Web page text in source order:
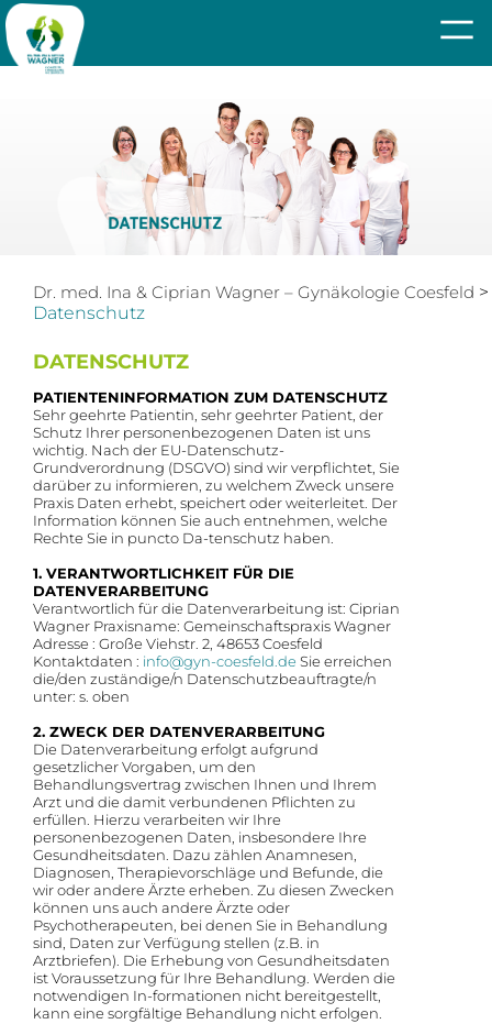
Dr. med. Ina & Ciprian Wagner – Gynäkologie Coesfeld >
Datenschutz
DATENSCHUTZ
PATIENTENINFORMATION ZUM DATENSCHUTZ
Sehr geehrte Patientin, sehr geehrter Patient, der
Schutz Ihrer personenbezogenen Daten ist uns
wichtig. Nach der EU-Datenschutz-
Grundverordnung (DSGVO) sind wir verpflichtet, Sie
darüber zu informieren, zu welchem Zweck unsere
Praxis Daten erhebt, speichert oder weiterleitet. Der
Information können Sie auch entnehmen, welche
Rechte Sie in puncto Da-tenschutz haben.
1. VERANTWORTLICHKEIT FÜR DIE
DATENVERARBEITUNG
Verantwortlich für die Datenverarbeitung ist: Ciprian
Wagner Praxisname: Gemeinschaftspraxis Wagner
Adresse : Große Viehstr. 2, 48653 Coesfeld
Kontaktdaten : info@gyn-coesfeld.de Sie erreichen
die/den zuständige/n Datenschutzbeauftragte/n
unter: s. oben
2. ZWECK DER DATENVERARBEITUNG
Die Datenverarbeitung erfolgt aufgrund
gesetzlicher Vorgaben, um den
Behandlungsvertrag zwischen Ihnen und Ihrem
Arzt und die damit verbundenen Pflichten zu
erfüllen. Hierzu verarbeiten wir Ihre
personenbezogenen Daten, insbesondere Ihre
Gesundheitsdaten. Dazu zählen Anamnesen,
Diagnosen, Therapievorschläge und Befunde, die
wir oder andere Ärzte erheben. Zu diesen Zwecken
können uns auch andere Ärzte oder
Psychotherapeuten, bei denen Sie in Behandlung
sind, Daten zur Verfügung stellen (z.B. in
Arztbriefen). Die Erhebung von Gesundheitsdaten
ist Voraussetzung für Ihre Behandlung. Werden die
notwendigen In-formationen nicht bereitgestellt,
kann eine sorgfältige Behandlung nicht erfolgen.